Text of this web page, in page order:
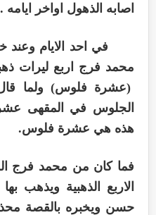
اصابه الذهول اواخر ايامه .
في احد الايام وعند
محمد فرج اربع ليرات
(عشرة فلوس) ولما
الجلوس في المقهى
هذه هي عشرة فلوس.
فما كان من محمد فرج
الاربع الذهبية ويذهب
حسن ويخبره بالقصة